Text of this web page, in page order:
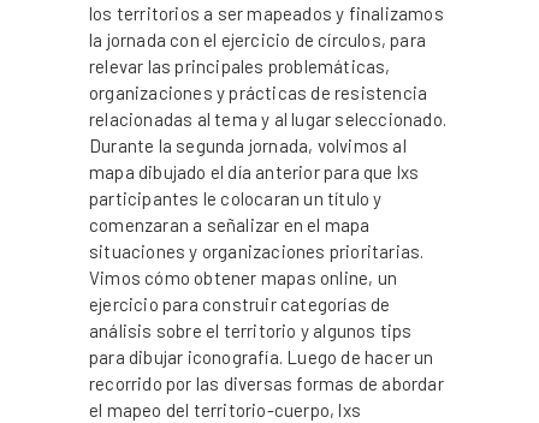
los territorios a ser mapeados y finalizamos
la jornada con el ejercicio de círculos, para
relevar las principales problemáticas,
organizaciones y prácticas de resistencia
relacionadas al tema y al lugar seleccionado.
Durante la segunda jornada, volvimos al
mapa dibujado el día anterior para que lxs
participantes le colocaran un título y
comenzaran a señalizar en el mapa
situaciones y organizaciones prioritarias.
Vimos cómo obtener mapas online, un
ejercicio para construir categorías de
análisis sobre el territorio y algunos tips
para dibujar iconografía. Luego de hacer un
recorrido por las diversas formas de abordar
el mapeo del territorio-cuerpo, lxs